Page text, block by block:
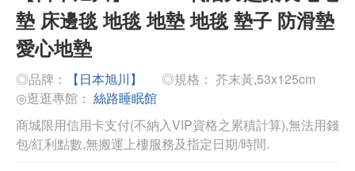
墊 床邊毯 地毯 地墊 地毯 墊子 防滑墊
愛心地墊
◎品牌： 【日本旭川】
◎規格： 芥末黃,53x125cm
◎逛逛專館： 絲路睡眠館
商城限用信用卡支付(不納入VIP資格之累積計算),無法用錢
包/紅利點數,無搬運上樓服務及指定日期/時間.